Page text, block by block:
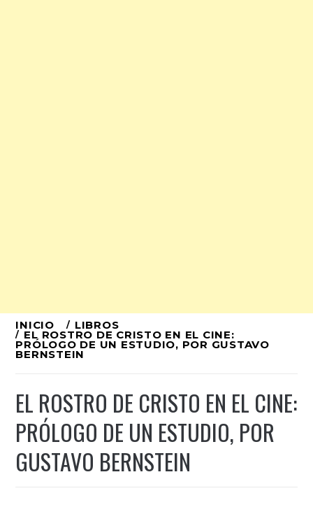
Ir
al
INICIO LIBROS
EL ROSTRO DE CRISTO EN EL CINE:
PRÓLOGO DE UN ESTUDIO, POR GUSTAVO
BERNSTEIN
EL ROSTRO DE CRISTO EN EL CINE:
PRÓLOGO DE UN ESTUDIO, POR
GUSTAVO BERNSTEIN